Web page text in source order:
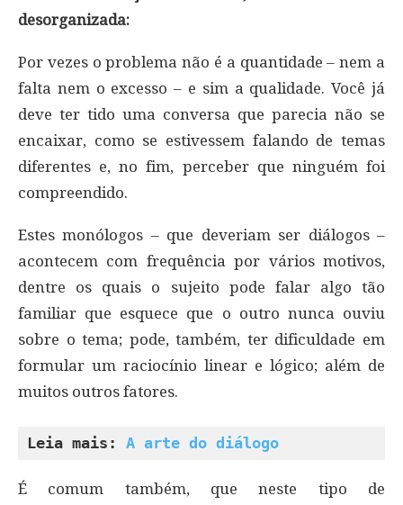
desorganizada:
Por vezes o problema não é a quantidade – nem a
falta nem o excesso – e sim a qualidade. Você já
deve ter tido uma conversa que parecia não se
encaixar, como se estivessem falando de temas
diferentes e, no fim, perceber que ninguém foi
compreendido.
Estes monólogos – que deveriam ser diálogos –
acontecem com frequência por vários motivos,
dentre os quais o sujeito pode falar algo tão
familiar que esquece que o outro nunca ouviu
sobre o tema; pode, também, ter dificuldade em
formular um raciocínio linear e lógico; além de
muitos outros fatores.
Leia mais: A arte do diálogo
É comum também, que neste tipo de